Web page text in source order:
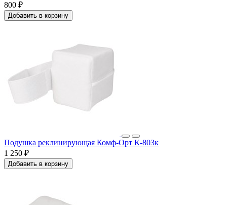
800 ₽
Добавить в корзину
Подушка реклинирующая Комф-Орт К-803к
1 250 ₽
Добавить в корзину